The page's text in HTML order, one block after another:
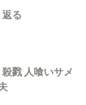
る
戮 人喰いサメ